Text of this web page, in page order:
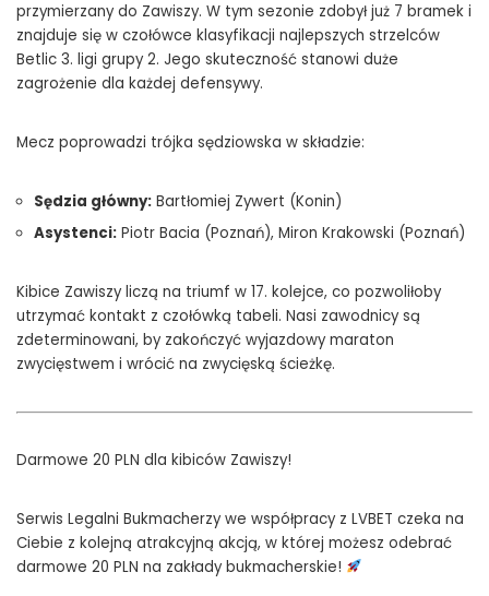
przymierzany do Zawiszy. W tym sezonie zdobył już 7 bramek i
znajduje się w czołówce klasyfikacji najlepszych strzelców
Betlic 3. ligi grupy 2. Jego skuteczność stanowi duże
zagrożenie dla każdej defensywy.
Mecz poprowadzi trójka sędziowska w składzie:
Sędzia główny: Bartłomiej Zywert (Konin)
Asystenci: Piotr Bacia (Poznań), Miron Krakowski (Poznań)
Kibice Zawiszy liczą na triumf w 17. kolejce, co pozwoliłoby
utrzymać kontakt z czołówką tabeli. Nasi zawodnicy są
zdeterminowani, by zakończyć wyjazdowy maraton
zwycięstwem i wrócić na zwycięską ścieżkę.
Darmowe 20 PLN dla kibiców Zawiszy!
Serwis Legalni Bukmacherzy we współpracy z LVBET czeka na
Ciebie z kolejną atrakcyjną akcją, w której możesz odebrać
darmowe 20 PLN na zakłady bukmacherskie!